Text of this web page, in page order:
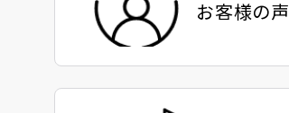
お客様の声